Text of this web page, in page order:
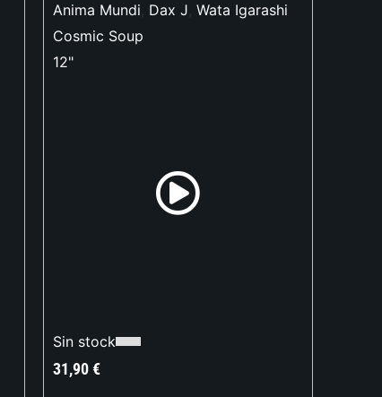
Anima Mundi, Dax J, Wata Igarashi
Cosmic Soup
12"
Sin stock
31,90€